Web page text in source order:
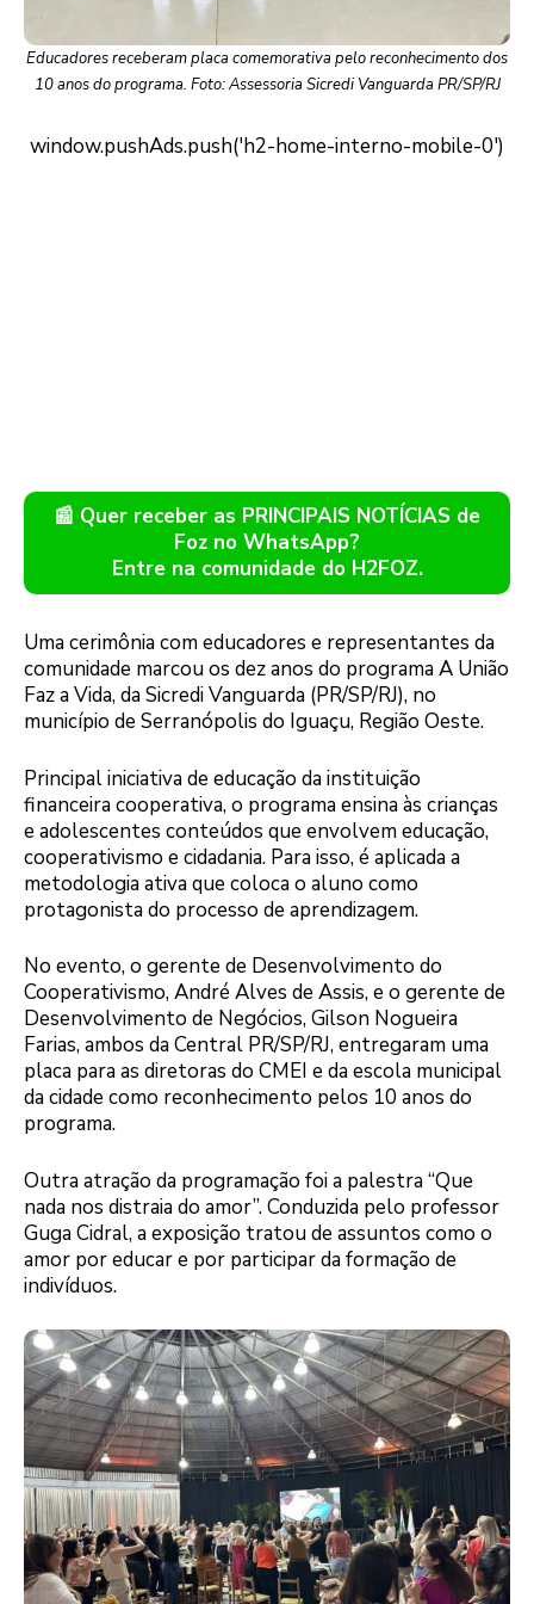
Educadores receberam placa comemorativa pelo reconhecimento dos
10 anos do programa. Foto: Assessoria Sicredi Vanguarda PR/SP/RJ
📰 Quer receber as PRINCIPAIS NOTÍCIAS de
Foz no WhatsApp?
Entre na comunidade do H2FOZ.
Uma cerimônia com educadores e representantes da
comunidade marcou os dez anos do programa A União
Faz a Vida, da Sicredi Vanguarda (PR/SP/RJ), no
município de Serranópolis do Iguaçu, Região Oeste.
Principal iniciativa de educação da instituição
financeira cooperativa, o programa ensina às crianças
e adolescentes conteúdos que envolvem educação,
cooperativismo e cidadania. Para isso, é aplicada a
metodologia ativa que coloca o aluno como
protagonista do processo de aprendizagem.
No evento, o gerente de Desenvolvimento do
Cooperativismo, André Alves de Assis, e o gerente de
Desenvolvimento de Negócios, Gilson Nogueira
Farias, ambos da Central PR/SP/RJ, entregaram uma
placa para as diretoras do CMEI e da escola municipal
da cidade como reconhecimento pelos 10 anos do
programa.
Outra atração da programação foi a palestra “Que
nada nos distraia do amor”. Conduzida pelo professor
Guga Cidral, a exposição tratou de assuntos como o
amor por educar e por participar da formação de
indivíduos.